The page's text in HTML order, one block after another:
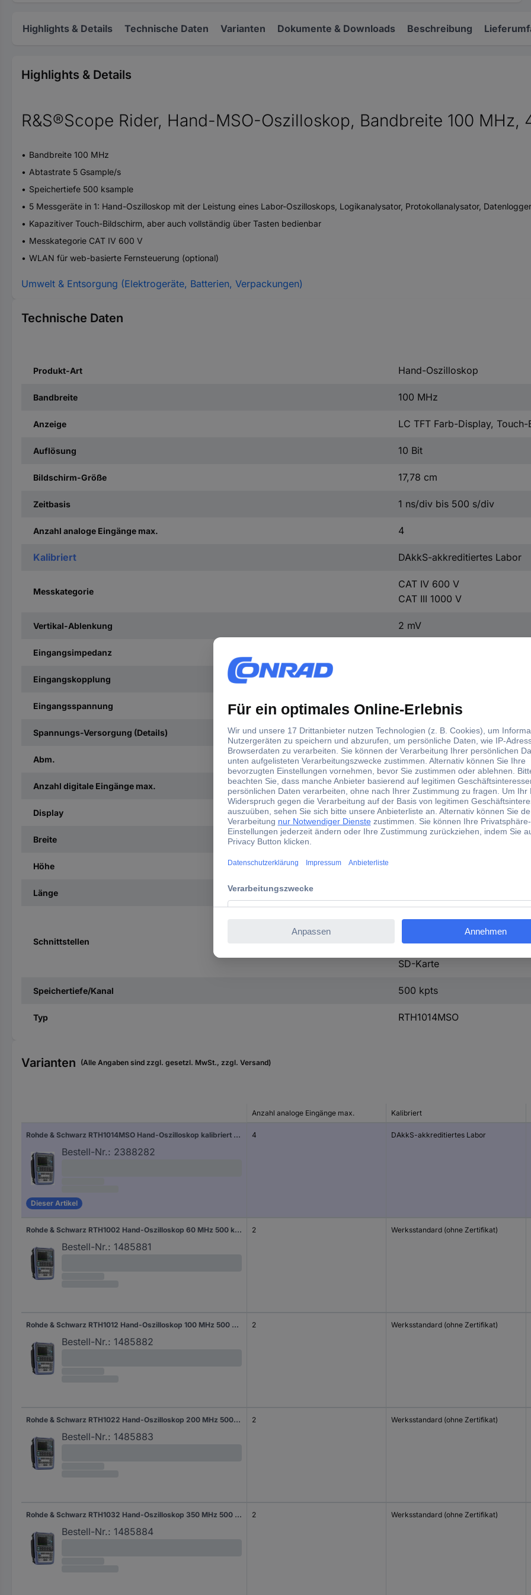
Highlights & Details Technische Daten Varianten Dokumente & Downloads Beschreibung
Highlights & Details
R&S®Scope Rider, Hand-MSO-Oszilloskop, Bandbreite 100 MHz,
Bandbreite 100 MHz
Abtastrate 5 Gsample/s
Speichertiefe 500 ksample
5 Messgeräte in 1: Hand-Oszilloskop mit der Leistung eines Labor-Oszilloskops, Logikanalysator, Protokollanalysator,
Kapazitiver Touch-Bildschirm, aber auch vollständig über Tasten bedienbar
Messkategorie CAT IV 600 V
WLAN für web-basierte Fernsteuerung (optional)
Umwelt & Entsorgung (Elektrogeräte, Batterien, Verpackungen)
Technische Daten
Produkt-Art Hand-Oszilloskop
Bandbreite 100 MHz
Anzeige LC TFT Farb-Display, Touch-
Auflösung 10 Bit
Bildschirm-Größe 17,78 cm
Zeitbasis 1 ns/div bis 500 s/div
Anzahl analoge Eingänge max. 4
Kalibriert DAkkS-akkreditiertes Labor
Messkategorie
CAT IV 600 V
CAT III 1000 V
Vertikal-Ablenkung 2 mV
Eingangsimpedanz
Eingangskopplung
Eingangsspannung 300 V
Spannungs-Versorgung (Details) 100 - 240 V/AC
Abm. (L x B x H) 74 x 201 x 293
Anzahl digitale Eingänge max. 8
Display 800 x 480 Pixel
Breite 201 mm
Höhe
Länge
Schnittstellen
USB-Host
SD-Karte
Speichertiefe/Kanal 500 kpts
Typ RTH1014MSO
Varianten (Alle Angaben sind zzgl. gesetzl. MwSt., zzgl. Versand)
Anzahl analoge Eingänge max. Kalibriert
Rohde & Schwarz RTH1014MSO Hand-Oszilloskop kalibriert (DAkkS-akkreditiertes Labor) 100 MHz 500 kpts 10 Bit 1 St.
Bestell-Nr.: 2388282
Dieser Artikel
4 DAkkS-akkreditiertes Labor
Rohde & Schwarz RTH1002 Hand-Oszilloskop 60 MHz 500 kpts 10 Bit 1 St.
Bestell-Nr.: 1485881
2 Werksstandard (ohne Zertifikat)
Rohde & Schwarz RTH1012 Hand-Oszilloskop 100 MHz 500 kpts 10 Bit 1 St.
Bestell-Nr.: 1485882
2 Werksstandard (ohne Zertifikat)
Rohde & Schwarz RTH1022 Hand-Oszilloskop 200 MHz 500 kpts 10 Bit 1 St.
Bestell-Nr.: 1485883
2 Werksstandard (ohne Zertifikat)
Rohde & Schwarz RTH1032 Hand-Oszilloskop 350 MHz 500 kpts 10 Bit 1 St.
Bestell-Nr.: 1485884
2 Werksstandard (ohne Zertifikat)